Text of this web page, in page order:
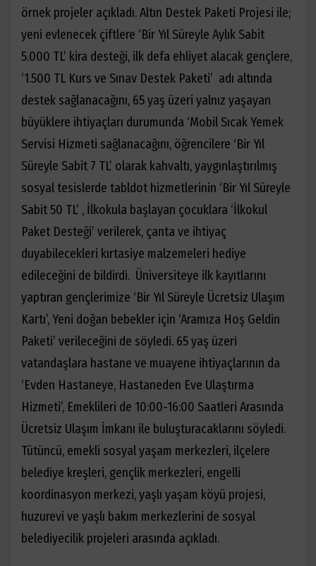
örnek projeler açıkladı. Altın Destek Paketi Projesi ile;
yeni evlenecek çiftlere ‘Bir Yıl Süreyle Aylık Sabit
5.000 TL’ kira desteği, ilk defa ehliyet alacak gençlere,
‘1.500 TL Kurs ve Sınav Destek Paketi’ adı altında
destek sağlanacağını, 65 yaş üzeri yalnız yaşayan
büyüklere ihtiyaçları durumunda ‘Mobil Sıcak Yemek
Servisi Hizmeti sağlanacağını, öğrencilere ‘Bir Yıl
Süreyle Sabit 7 TL’ olarak kahvaltı, yaygınlaştırılmış
sosyal tesislerde tabldot hizmetlerinin ‘Bir Yıl Süreyle
Sabit 50 TL’ , İlkokula başlayan çocuklara ‘İlkokul
Paket Desteği’ verilerek, çanta ve ihtiyaç
duyabilecekleri kırtasiye malzemeleri hediye
edileceğini de bildirdi. Üniversiteye ilk kayıtlarını
yaptıran gençlerimize ‘Bir Yıl Süreyle Ücretsiz Ulaşım
Kartı’, Yeni doğan bebekler için ‘Aramıza Hoş Geldin
Paketi’ verileceğini de söyledi. 65 yaş üzeri
vatandaşlara hastane ve muayene ihtiyaçlarının da
‘Evden Hastaneye, Hastaneden Eve Ulaştırma
Hizmeti’, Emeklileri de 10:00-16:00 Saatleri Arasında
Ücretsiz Ulaşım İmkanı ile buluşturacaklarını söyledi.
Tütüncü, emekli sosyal yaşam merkezleri, ilçelere
belediye kreşleri, gençlik merkezleri, engelli
koordinasyon merkezi, yaşlı yaşam köyü projesi,
huzurevi ve yaşlı bakım merkezlerini de sosyal
belediyecilik projeleri arasında açıkladı.